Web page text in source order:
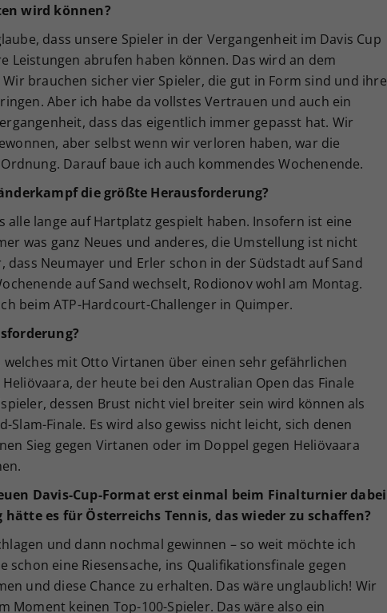
wird können?
dass unsere Spieler in der Vergangenheit im Davis Cup
Leistungen abrufen haben können. Das wird an dem
brauchen sicher vier Spieler, die gut in Form sind und ihre
Aber ich habe da vollstes Vertrauen und auch ein
dass das eigentlich immer gepasst hat. Wir
aber selbst wenn wir verloren haben, war die
Darauf baue ich auch kommendes Wochenende.
die größte Herausforderung?
alle lange auf Hartplatz gespielt haben. Insofern ist eine
was ganz Neues und anderes, die Umstellung ist nicht
dass Neumayer und Erler schon in der Südstadt auf Sand
auf Sand wechselt, Rodionov wohl am Montag.
beim ATP-Hardcourt-Challenger in Quimper.
welches mit Otto Virtanen über einen sehr gefährlichen
der heute bei den Australian Open das Finale
dessen Brust nicht viel breiter sein wird können als
Slam-Finale. Es wird also gewiss nicht leicht, sich denen
Sieg gegen Virtanen oder im Doppel gegen Heliövaara
Davis-Cup-Format erst einmal beim Finalturnier dabei
hätte es für Österreichs Tennis, das wieder zu schaffen?
und dann nochmal gewinnen – so weit möchte ich
schon eine Riesensache, ins Qualifikationsfinale gegen
und diese Chance zu erhalten. Das wäre unglaublich! Wir
Moment keinen Top-100-Spieler. Das wäre also ein